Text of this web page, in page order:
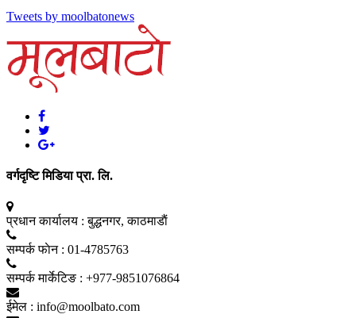
Tweets by moolbatonews
वर्गदृष्टि मिडिया प्रा. लि.
प्रधान कार्यालय : बुद्धनगर, काठमाडाैं
सम्पर्क फाेन : 01-4785763
सम्पर्क मार्केटिङ : +977-9851076864
ईमेल : info@moolbato.com